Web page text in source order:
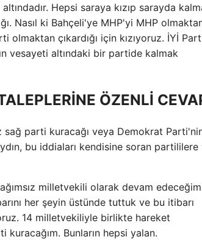
Hepsi saraya kızıp sarayda
Nasıl ki Bahçeli'ye MHP'yi MHP
olmaktan çıkardığı için kızıyoruz. İYİ
vesayeti altındaki bir partide kalmak
ÖZENLİ
sağ parti kuracağı veya Demokrat
bu iddiaları kendisine soran partililere
milletvekili olarak devam
her şeyin üstünde tuttuk ve bu itibarı
14 milletvekiliyle birlikte hareket
Bunların hepsi yalan.